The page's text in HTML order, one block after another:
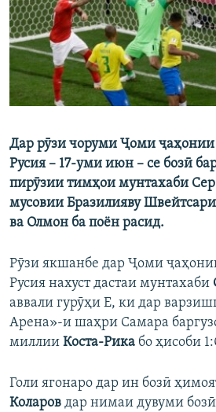
ПАЙГИРӢ КУНЕД
Дар рӯзи чоруми Ҷоми ҷаҳонии
Русия – 17-уми июн – се бозӣ
пирӯзии тимҳои мунтахаби
мусовии Бразилияву
ва Олмон ба поён расид.
Рӯзи якшанбе дар Ҷоми
Русия нахуст дастаи мунтахаби
аввали гурӯҳи Е, ки дар
Арена»-и шаҳри Самара
миллии Коста-Рика бо ҳисоби
Голи ягонаро дар ин бозӣ
Коларов дар нимаи дувуми